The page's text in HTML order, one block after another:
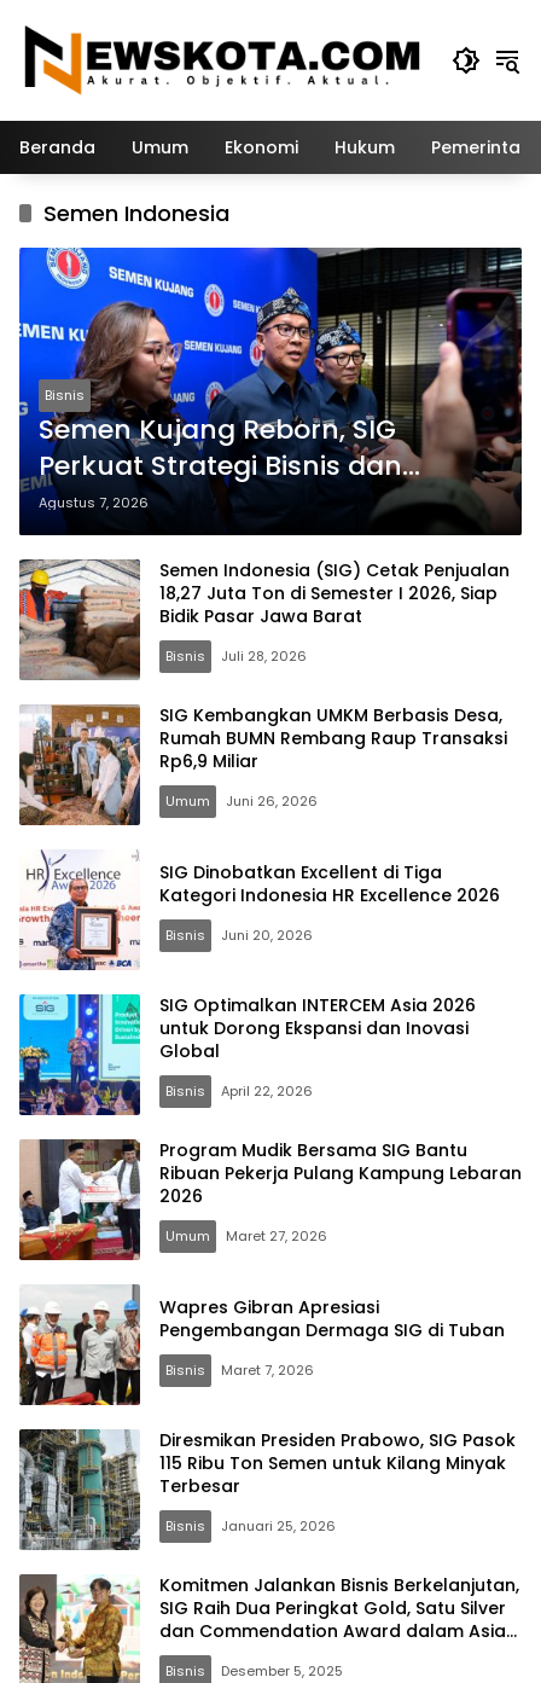
konten
Beranda Umum Ekonomi Hukum
Semen Indonesia
Bisnis
Semen Kujang Reborn, SIG
Perkuat Strategi Bisnis dan
Kedekatan dengan Masyarakat
Jabar
Agustus 7, 2026
Semen Indonesia (SIG) Cetak Penjualan
18,27 Juta Ton di Semester I 2026, Siap
Bidik Pasar Jawa Barat
Bisnis Juli 28, 2026
SIG Kembangkan UMKM Berbasis Desa,
Rumah BUMN Rembang Raup Transaksi
Rp6,9 Miliar
Umum Juni 26, 2026
SIG Dinobatkan Excellent di Tiga
Kategori Indonesia HR Excellence 2026
Bisnis Juni 20, 2026
SIG Optimalkan INTERCEM Asia 2026
untuk Dorong Ekspansi dan Inovasi
Global
Bisnis April 22, 2026
Program Mudik Bersama SIG Bantu
Ribuan Pekerja Pulang Kampung Lebaran
2026
Umum Maret 27, 2026
Wapres Gibran Apresiasi
Pengembangan Dermaga SIG di Tuban
Bisnis Maret 7, 2026
Diresmikan Presiden Prabowo, SIG Pasok
115 Ribu Ton Semen untuk Kilang Minyak
Terbesar
Bisnis Januari 25, 2026
Komitmen Jalankan Bisnis Berkelanjutan,
SIG Raih Dua Peringkat Gold, Satu Silver
dan Commendation Award dalam Asia
Sustainability Reporting Rating 2025
Bisnis Desember 5, 2025